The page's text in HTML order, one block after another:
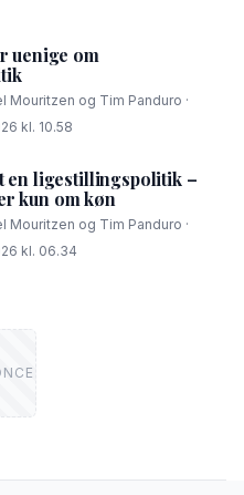
uenige om
Mouritzen og Tim Panduro ·
kl. 10.58
en ligestillingspolitik –
kun om køn
Mouritzen og Tim Panduro ·
kl. 06.34